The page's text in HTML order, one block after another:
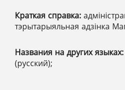
Краткая справка:
тэрытарыяльная адзінка
Названия на других языках:
(русский);